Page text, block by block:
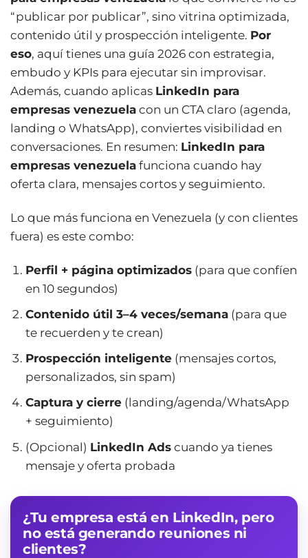
“publicar por publicar”, sino vitrina optimizada,
contenido útil y prospección inteligente. Por
eso, aquí tienes una guía 2026 con estrategia,
embudo y KPIs para ejecutar sin improvisar.
Además, cuando aplicas LinkedIn para
empresas venezuela con un CTA claro (agenda,
landing o WhatsApp), conviertes visibilidad en
conversaciones. En resumen: LinkedIn para
empresas venezuela funciona cuando hay
oferta clara, mensajes cortos y seguimiento.
Lo que más funciona en Venezuela (y con clientes
fuera) es este combo:
Perfil + página optimizados (para que confíen
en 10 segundos)
Contenido útil 3–4 veces/semana (para que
te recuerden y te crean)
Prospección inteligente (mensajes cortos,
personalizados, sin spam)
Captura y cierre (landing/agenda/WhatsApp
+ seguimiento)
(Opcional) LinkedIn Ads cuando ya tienes
mensaje y oferta probada
¿Tu empresa está en LinkedIn, pero
no está generando reuniones ni
clientes?